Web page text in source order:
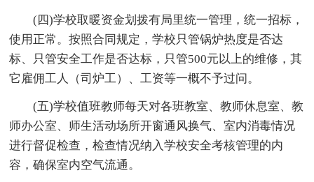
(四)学校取暖资金划拨有局里统一管理，统一招标，
使用正常。按照合同规定，学校只管锅炉热度是否达
标、只管安全工作是否达标，只管500元以上的维修，其
它雇佣工人（司炉工）、工资等一概不予过问。
(五)学校值班教师每天对各班教室、教师休息室、教
师办公室、师生活动场所开窗通风换气、室内消毒情况
进行督促检查，检查情况纳入学校安全考核管理的内
容，确保室内空气流通。